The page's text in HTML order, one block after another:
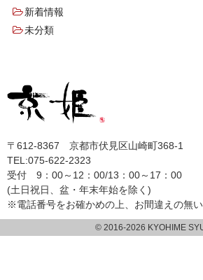
新着情報
未分類
〒612-8367 京都市伏見区山崎町368-1
TEL:075-622-2323
受付 9：00～12：00/13：00～17：00
(土日祝日、盆・年末年始を除く)
※電話番号をお確かめの上、お間違えの無い
© 2016-2026 KYOHIME